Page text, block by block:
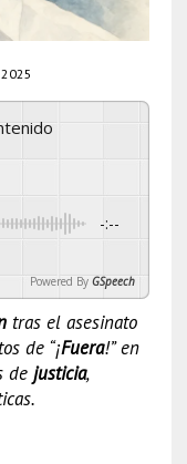
2025
-:--
Powered By GSpeech
tras el asesinato
de “¡Fuera!” en
de justicia,